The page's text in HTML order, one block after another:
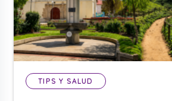
TIPS Y SALUD